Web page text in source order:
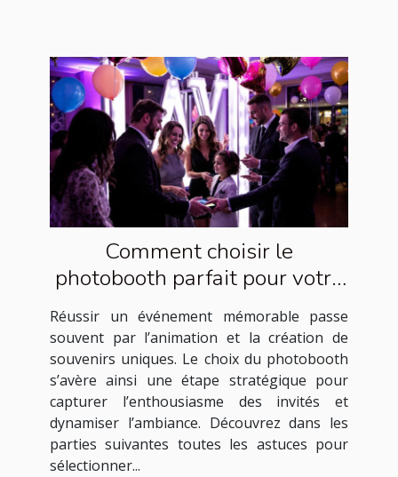
Comment choisir le
photobooth parfait pour votre
événement ?
Réussir un événement mémorable passe
souvent par l’animation et la création de
souvenirs uniques. Le choix du photobooth
s’avère ainsi une étape stratégique pour
capturer l’enthousiasme des invités et
dynamiser l’ambiance. Découvrez dans les
parties suivantes toutes les astuces pour
sélectionner...